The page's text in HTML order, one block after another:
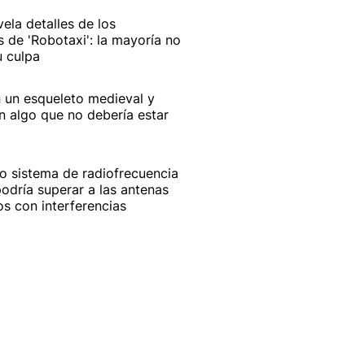
detalles de los
de 'Robotaxi': la mayoría no
culpa
un esqueleto medieval y
algo que no debería estar
sistema de radiofrecuencia
superar a las antenas
con interferencias